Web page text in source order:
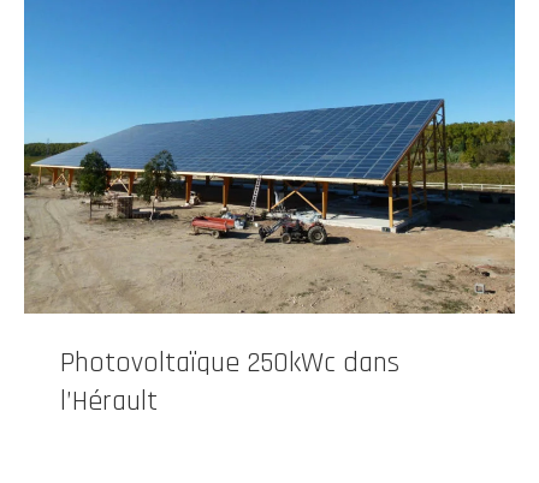
Photovoltaïque 250kWc dans
l’Hérault